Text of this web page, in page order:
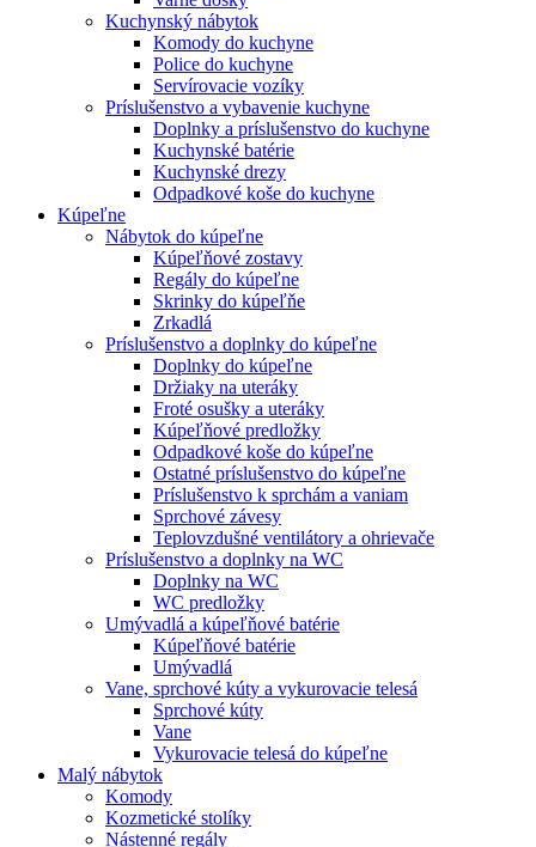
Kuchynský nábytok
Komody do kuchyne
Police do kuchyne
Servírovacie vozíky
Príslušenstvo a vybavenie kuchyne
Doplnky a príslušenstvo do kuchyne
Kuchynské batérie
Kuchynské drezy
Odpadkové koše do kuchyne
Kúpeľne
Nábytok do kúpeľne
Kúpeľňové zostavy
Regály do kúpeľne
Skrinky do kúpeľňe
Zrkadlá
Príslušenstvo a doplnky do kúpeľne
Doplnky do kúpeľne
Držiaky na uteráky
Froté osušky a uteráky
Kúpeľňové predložky
Odpadkové koše do kúpeľne
Ostatné príslušenstvo do kúpeľne
Príslušenstvo k sprchám a vaniam
Sprchové závesy
Teplovzdušné ventilátory a ohrievače
Príslušenstvo a doplnky na WC
Doplnky na WC
WC predložky
Umývadlá a kúpeľňové batérie
Kúpeľňové batérie
Umývadlá
Vane, sprchové kúty a vykurovacie telesá
Sprchové kúty
Vane
Vykurovacie telesá do kúpeľne
Malý nábytok
Komody
Kozmetické stolíky
Nástenné regály